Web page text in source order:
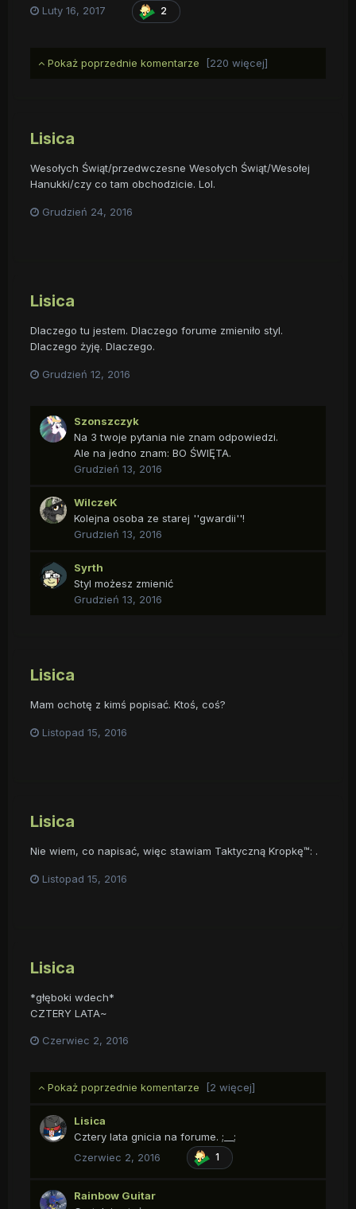
Luty 16, 2017 2
Pokaż poprzednie komentarze [220 więcej]
Lisica
Wesołych Świąt/przedwczesne Wesołych Świąt/Wesołej
Hanukki/czy co tam obchodzicie. Lol.
Grudzień 24, 2016
Lisica
Dlaczego tu jestem. Dlaczego forume zmieniło styl.
Dlaczego żyję. Dlaczego.
Grudzień 12, 2016
Szonszczyk
Na 3 twoje pytania nie znam odpowiedzi.
Ale na jedno znam: BO ŚWIĘTA.
Grudzień 13, 2016
WilczeK
Kolejna osoba ze starej ''gwardii''!
Grudzień 13, 2016
Syrth
Styl możesz zmienić
Grudzień 13, 2016
Lisica
Mam ochotę z kimś popisać. Ktoś, coś?
Listopad 15, 2016
Lisica
Nie wiem, co napisać, więc stawiam Taktyczną Kropkę™: .
Listopad 15, 2016
Lisica
*głęboki wdech*
CZTERY LATA~
Czerwiec 2, 2016
Pokaż poprzednie komentarze [2 więcej]
Lisica
Cztery lata gnicia na forume. ;__;
Czerwiec 2, 2016
1
Rainbow Guitar